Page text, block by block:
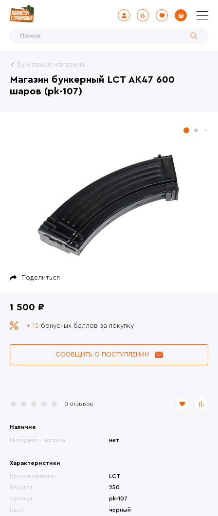
Магазин бункерный LCT АК47 600
шаров (pk-107)
Бункерные магазины
Поделиться
0 отзывов
Наличие
Интернет - магазин нет
Характеристики
Производитель:
LCT
Вес (гр):
250
Артикул:
pk-107
Цвет:
черный
1 500 ₽
+ 15 бонусных баллов за покупку
СООБЩИТЬ О ПОСТУПЛЕНИИ